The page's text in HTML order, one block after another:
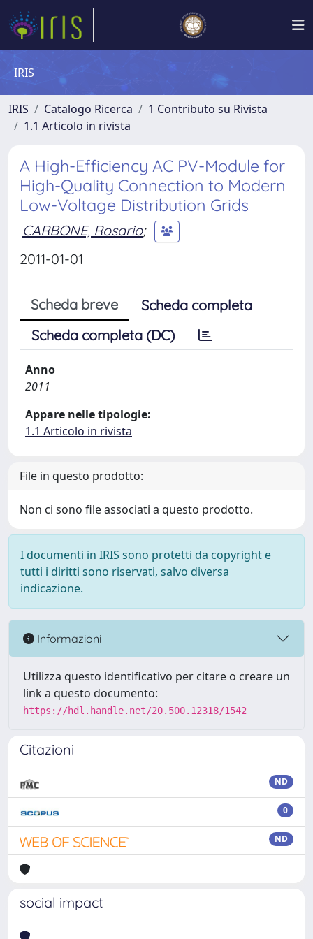
IRIS
IRIS Catalogo Ricerca
1 Contributo su Rivista
1.1 Articolo in rivista
A High-Efficiency AC PV-Module for
High-Quality Connection to Modern
Low-Voltage Distribution Grids
CARBONE, Rosario;
2011-01-01
Scheda breve
Scheda completa
Scheda completa (DC)
Anno
2011
Appare nelle tipologie:
1.1 Articolo in rivista
File in questo prodotto:
Non ci sono file associati a questo prodotto.
I documenti in IRIS sono protetti da copyright e
tutti i diritti sono riservati, salvo diversa
indicazione.
Informazioni
Utilizza questo identificativo per citare o creare un
link a questo documento:
https://hdl.handle.net/20.500.12318/1542
Citazioni
ND
0
ND
social impact